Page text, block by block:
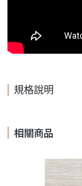
規格說明
相關商品